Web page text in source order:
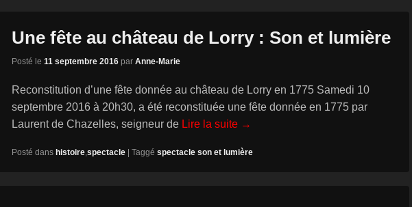
Une fête au château de Lorry : Son et lumière
Posté le 11 septembre 2016 par Anne-Marie
Reconstitution d’une fête donnée au château de Lorry en 1775 Samedi 10
septembre 2016 à 20h30, a été reconstituée une fête donnée en 1775 par
Laurent de Chazelles, seigneur de Lire la suite →
Posté dans histoire spectacle | Taggé spectacle son et lumière